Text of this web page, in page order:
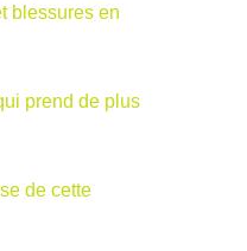
blessures en
prend de plus
de cette